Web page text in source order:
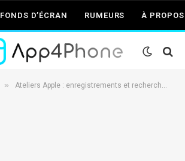
FONDS D’ÉCRAN RUMEURS À PROPOS
» Ateliers Apple : enregistrements et recherche sur l’IA et la confidentialité